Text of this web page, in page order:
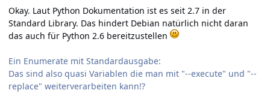
Okay. Laut Python Dokumentation ist es seit 2.7 in der
Standard Library. Das hindert Debian natürlich nicht daran
das auch für Python 2.6 bereitzustellen
Ein Enumerate mit Standardausgabe:
Das sind also quasi Variablen die man mit "--execute" und "--
replace" weiterverarbeiten kann!?